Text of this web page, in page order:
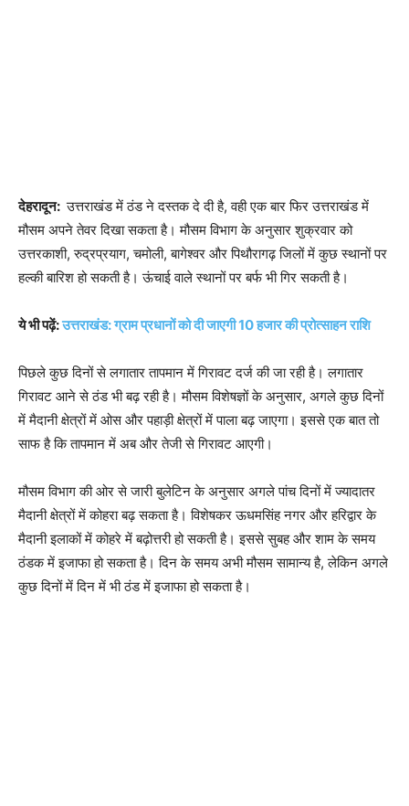
देहरादून: उत्तराखंड में ठंड ने दस्तक दे दी है, वही एक बार फिर उत्तराखंड में
मौसम अपने तेवर दिखा सकता है। मौसम विभाग के अनुसार शुक्रवार को
उत्तरकाशी, रुद्रप्रयाग, चमोली, बागेश्वर और पिथौरागढ़ जिलों में कुछ स्थानों पर
हल्की बारिश हो सकती है। ऊंचाई वाले स्थानों पर बर्फ भी गिर सकती है।
ये भी पढ़ें:उत्तराखंड: ग्राम प्रधानों को दी जाएगी 10 हजार की प्रोत्साहन राशि
पिछले कुछ दिनों से लगातार तापमान में गिरावट दर्ज की जा रही है। लगातार
गिरावट आने से ठंड भी बढ़ रही है। मौसम विशेषज्ञों के अनुसार, अगले कुछ दिनों
में मैदानी क्षेत्रों में ओस और पहाड़ी क्षेत्रों में पाला बढ़ जाएगा। इससे एक बात तो
साफ है कि तापमान में अब और तेजी से गिरावट आएगी।
मौसम विभाग की ओर से जारी बुलेटिन के अनुसार अगले पांच दिनों में ज्यादातर
मैदानी क्षेत्रों में कोहरा बढ़ सकता है। विशेषकर ऊधमसिंह नगर और हरिद्वार के
मैदानी इलाकों में कोहरे में बढ़ोत्तरी हो सकती है। इससे सुबह और शाम के समय
ठंडक में इजाफा हो सकता है। दिन के समय अभी मौसम सामान्य है, लेकिन अगले
कुछ दिनों में दिन में भी ठंड में इजाफा हो सकता है।